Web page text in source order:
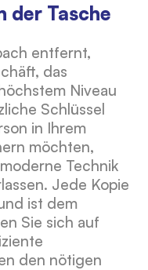
der Tasche
entfernt,
das
Niveau
Schlüssel
in Ihrem
möchten,
Technik
Jede Kopie
ist dem
Sie sich auf
den nötigen